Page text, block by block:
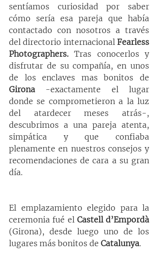
sentíamos curiosidad por saber
cómo sería esa pareja que había
contactado con nosotros a través
del directorio internacional Fearless
Photographers. Tras conocerlos y
disfrutar de su compañía, en unos
Girona -exactamente el lugar
donde se comprometieron a la luz
del atardecer meses atrás-,
descubrimos a una pareja atenta,
simpática y que confiaba
plenamente en nuestros consejos y
recomendaciones de cara a su gran
día.
El emplazamiento elegido para la
ceremonia fué el Castell d’Empordà
(Girona), desde luego uno de los
lugares más bonitos de Catalunya.